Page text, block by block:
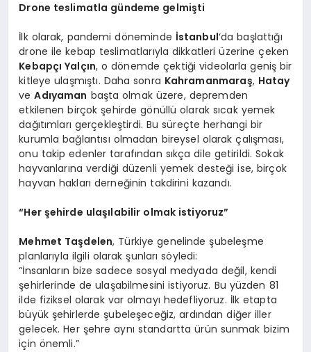
Drone teslimatla gündeme gelmişti
İlk olarak, pandemi döneminde İstanbul‘da başlattığı
drone ile kebap teslimatlarıyla dikkatleri üzerine çeken
Kebapçı Yalçın, o dönemde çektiği videolarla geniş bir
kitleye ulaşmıştı. Daha sonra Kahramanmaraş, Hatay
veAdıyaman başta olmak üzere, depremden
etkilenen birçok şehirde gönüllü olarak sıcak yemek
dağıtımları gerçekleştirdi. Bu süreçte herhangi bir
kurumla bağlantısı olmadan bireysel olarak çalışması,
onu takip edenler tarafından sıkça dile getirildi. Sokak
hayvanlarına verdiği düzenli yemek desteği ise, birçok
hayvan hakları derneğinin takdirini kazandı.
“Her şehirde ulaşılabilir olmak istiyoruz”
Mehmet Taşdelen, Türkiye genelinde şubeleşme
planlarıyla ilgili olarak şunları söyledi:
“İnsanların bize sadece sosyal medyada değil, kendi
şehirlerinde de ulaşabilmesini istiyoruz. Bu yüzden 81
ilde fiziksel olarak var olmayı hedefliyoruz. İlk etapta
büyük şehirlerde şubeleşeceğiz, ardından diğer iller
gelecek. Her şehre aynı standartta ürün sunmak bizim
için önemli.”